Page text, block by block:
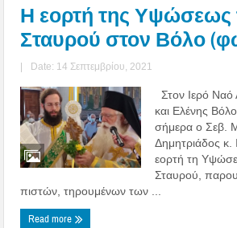
Η εορτή της Υψώσεως
Σταυρού στον Βόλο
| Date: 14 Σεπτεμβρίου, 2021
Στον Ιερό Ναό
και Ελένης
σήμερα ο Σεβ.
Δημητριάδος κ.
εορτή τη
Σταυρού,
πιστών, τηρουμένων των ...
Read more